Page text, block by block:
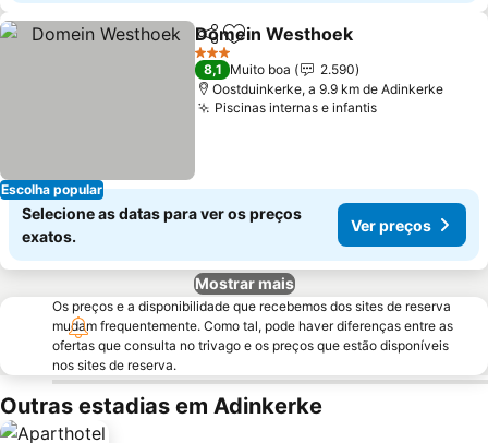
Escolha popular
PartilharAdicionar aos favoritos
Domein Westhoek
3 Estrelas
8,1 Muito boa
2.590
Oostduinkerke, a 9.9 km de Adinkerke
Piscinas internas e infantis
Selecione as datas para ver os preços
exatos.
Ver preços
Mostrar mais
Os preços e a disponibilidade que recebemos dos sites de reserva
mudam frequentemente. Como tal, pode haver diferenças entre as
ofertas que consulta no trivago e os preços que estão disponíveis
nos sites de reserva.
Outras estadias em Adinkerke